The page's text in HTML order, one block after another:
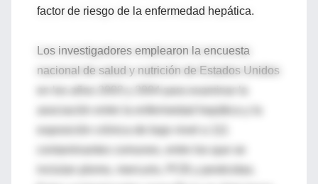
factor de riesgo de la enfermedad hepática.
Los investigadores emplearon la encuesta
nacional de salud y nutrición de Estados Unidos